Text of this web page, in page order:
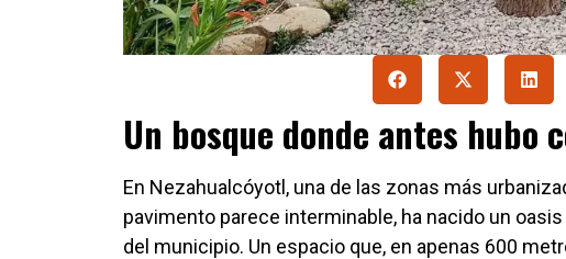
Un bosque donde antes hubo
En Nezahualcóyotl, una de las zonas más
pavimento parece interminable, ha nacido un
del municipio. Un espacio que, en apenas 600